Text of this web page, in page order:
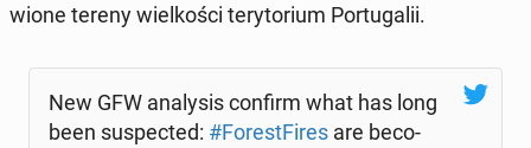
wio­ne tereny wiel­ko­ści te­ry­to­rium Por­tu­ga­lii.
New GFW ana­ly­sis confirm what has long
been su­spec­ted: #Fo­re­st­Fi­res are be­co­